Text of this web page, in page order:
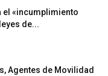
el «incumplimiento
de...
Agentes de Movilidad